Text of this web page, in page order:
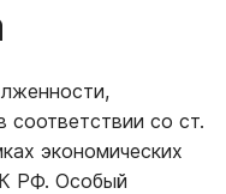
со ст.
экономических
РФ. Особый